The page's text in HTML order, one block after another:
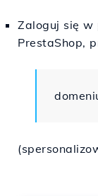
Zaloguj się w
PrestaShop,